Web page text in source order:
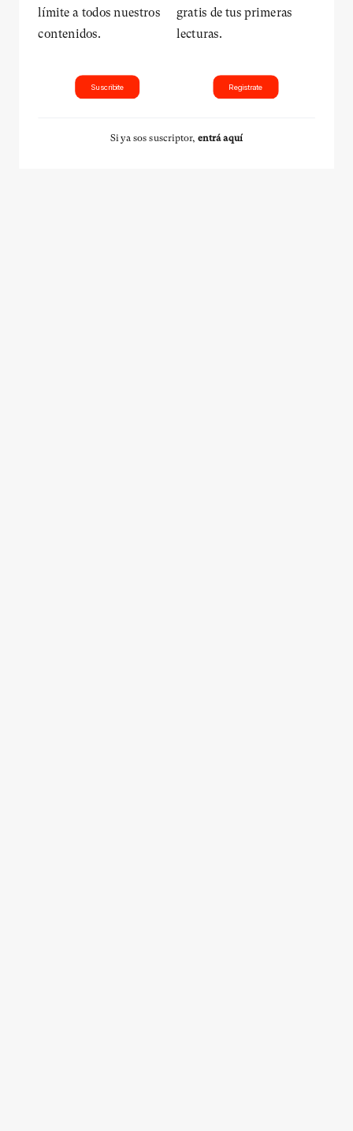
límite a todos nuestros
contenidos.
Suscribite
gratis de tus primeras
lecturas.
Registrate
Si ya sos suscriptor, entrá aquí